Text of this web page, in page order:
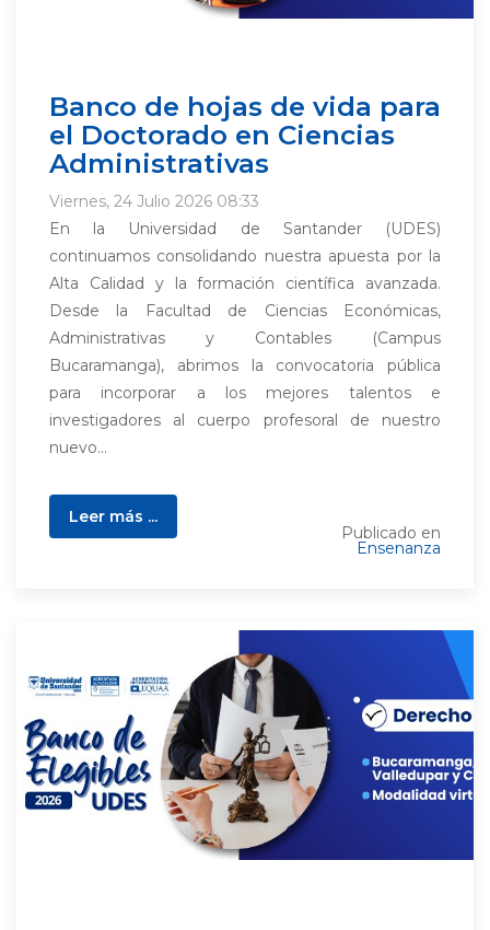
Banco de hojas de vida para
el Doctorado en Ciencias
Administrativas
Viernes, 24 Julio 2026 08:33
En la Universidad de Santander (UDES)
continuamos consolidando nuestra apuesta por la
Alta Calidad y la formación científica avanzada.
Desde la Facultad de Ciencias Económicas,
Administrativas y Contables (Campus
Bucaramanga), abrimos la convocatoria pública
para incorporar a los mejores talentos e
investigadores al cuerpo profesoral de nuestro
nuevo...
Leer más ...
Publicado en
Ensenanza